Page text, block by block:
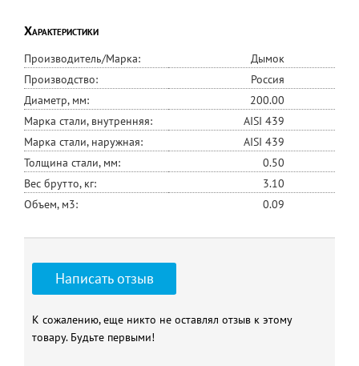
Характеристики
Производитель/Марка:
Дымок
Производство:
Россия
Диаметр, мм:
200.00
Марка стали, внутренняя:
AISI 439
Марка стали, наружная:
AISI 439
Толщина стали, мм:
0.50
Вес брутто, кг:
3.10
Объем, м3:
0.09
Написать отзыв
К сожалению, еще никто не оставлял отзыв к этому
товару. Будьте первыми!